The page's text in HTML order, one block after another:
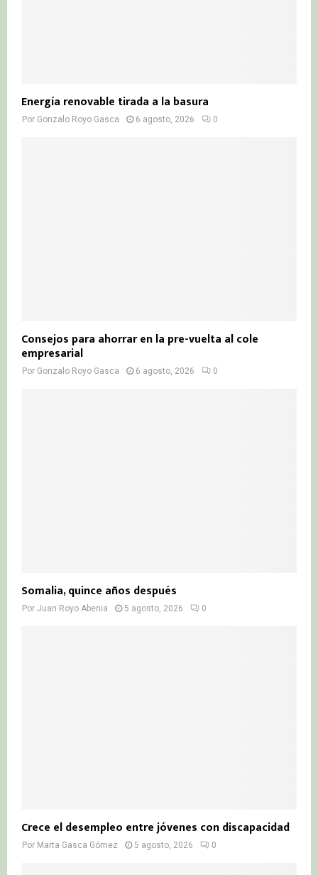
Energía renovable tirada a la basura
Por Gonzalo Royo Gasca 6 agosto, 2026 0
Consejos para ahorrar en la pre-vuelta al cole
empresarial
Por Gonzalo Royo Gasca 6 agosto, 2026 0
Somalia, quince años después
Por Juan Royo Abenia 5 agosto, 2026 0
Crece el desempleo entre jóvenes con discapacidad
Por Marta Gasca Gómez 5 agosto, 2026 0